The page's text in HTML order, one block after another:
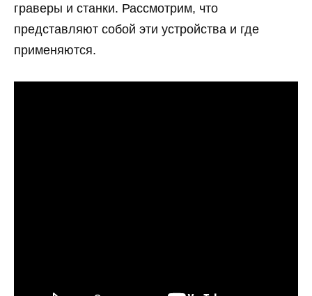
граверы и станки. Рассмотрим, что
представляют собой эти устройства и где
применяются.